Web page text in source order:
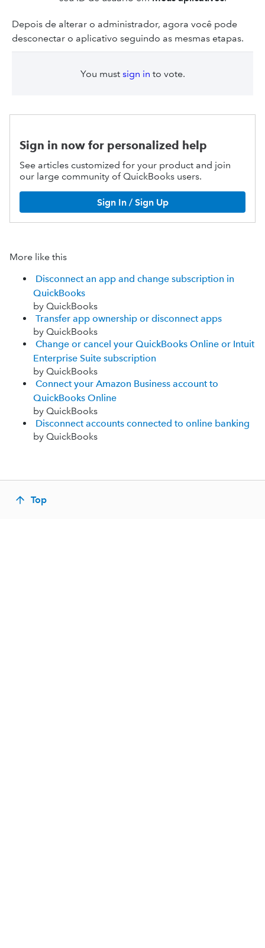
Depois de alterar o administrador, agora você pode
desconectar o aplicativo seguindo as mesmas etapas.
You must sign in to vote.
Sign in now for personalized help
See articles customized for your product and join
our large community of QuickBooks users.
Sign In / Sign Up
More like this
Disconnect an app and change subscription in
QuickBooks
by QuickBooks
Transfer app ownership or disconnect apps
by QuickBooks
Change or cancel your QuickBooks Online or Intuit
Enterprise Suite subscription
by QuickBooks
Connect your Amazon Business account to
QuickBooks Online
by QuickBooks
Disconnect accounts connected to online banking
by QuickBooks
Top